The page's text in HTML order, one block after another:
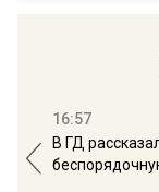
16:57
В ГД